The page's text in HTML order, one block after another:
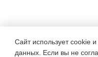
Сайт использует cookie
данных. Если вы не